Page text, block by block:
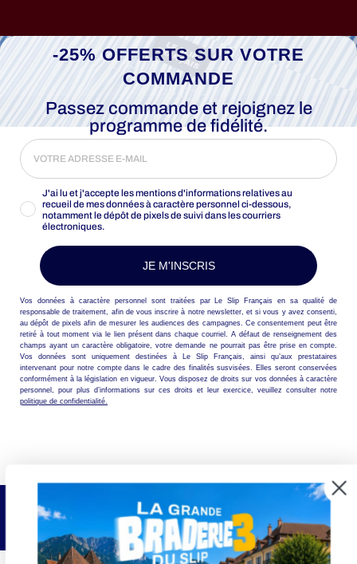
-25% OFFERTS SUR VOTRE
COMMANDE
Passez commande et rejoignez le
programme de fidélité.
J'ai lu et j'accepte les mentions d'informations relatives au
recueil de mes données à caractère personnel ci-dessous,
notamment le dépôt de pixels de suivi dans les courriers
électroniques.
JE M'INSCRIS
Vos données à caractère personnel sont traitées par Le Slip Français en sa qualité de
responsable de traitement, afin de vous inscrire à notre newsletter, et si vous y avez consenti,
au dépôt de pixels afin de mesurer les audiences des campagnes. Ce consentement peut être
retiré à tout moment via le lien présent dans chaque courriel. A défaut de renseignement des
champs ayant un caractère obligatoire, votre demande ne pourrait pas être prise en compte.
Vos données sont uniquement destinées à Le Slip Français, ainsi qu’aux prestataires
intervenant pour notre compte dans le cadre des finalités susvisées. Elles seront conservées
conformément à la législation en vigueur. Vous disposez de droits sur vos données à caractère
personnel, pour plus d’informations sur ces droits et leur exercice, veuillez consulter notre
politique de confidentialité.